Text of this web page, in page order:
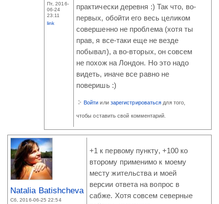
Пт, 2016-
06-24
23:11
link
практически деревня :) Так что, во-
первых, обойти его весь целиком
совершенно не проблема (хотя ты
прав, я все-таки еще не везде
побывал), а во-вторых, он совсем
не похож на Лондон. Но это надо
видеть, иначе все равно не
поверишь :)
Войти или зарегистрироваться для того,
чтобы оставить свой комментарий.
Natalia Batishcheva
Сб, 2016-06-25 22:54
+1 к первому пункту, +100 ко
второму применимо к моему
месту жительства и моей
версии ответа на вопрос в
сабже. Хотя совсем северные